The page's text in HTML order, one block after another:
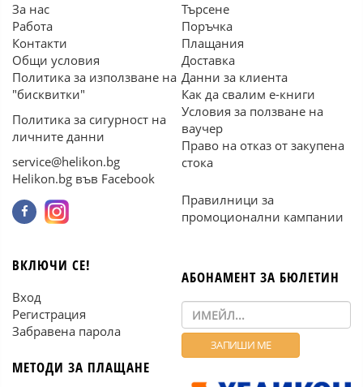
За нас
Работа
Контакти
Общи условия
Политика за използване на
"бисквитки"
Политика за сигурност на
личните данни
service@helikon.bg
Helikon.bg във Facebook
Търсене
Поръчка
Плащания
Доставка
Данни за клиента
Как да свалим е-книги
Условия за ползване на
ваучер
Право на отказ от закупена
стока
Правилници за
промоционални кампании
ВКЛЮЧИ СЕ!
Вход
Регистрация
Забравена парола
МЕТОДИ ЗА ПЛАЩАНЕ
АБОНАМЕНТ ЗА БЮЛЕТИН